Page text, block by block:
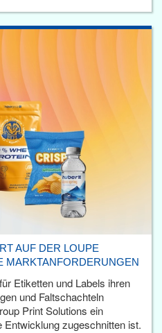
AUF DER LOUPE
MARKTANFORDERUNGEN
Etiketten und Labels ihren
und Faltschachteln
Print Solutions ein
Entwicklung zugeschnitten ist.